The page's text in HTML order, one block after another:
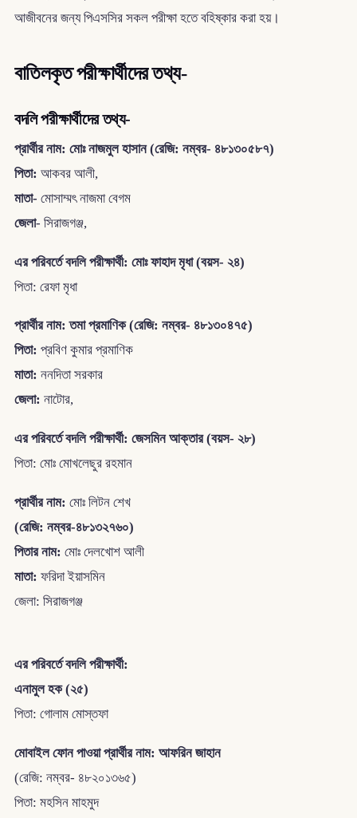
আজীবনের জন্য পিএসসির সকল পরীক্ষা হতে বহিষ্কার করা হয়।
বাতিলকৃত পরীক্ষার্থীদের তথ্য-
বদলি পরীক্ষার্থীদের তথ্য-
প্রার্থীর নাম: মোঃ নাজমুল হাসান (রেজি: নম্বর- ৪৮১৩০৫৮৭)
পিতা: আকবর আলী,
মাতা- মোসাম্মৎ নাজমা বেগম
জেলা- সিরাজগঞ্জ,
এর পরিবর্তে বদলি পরীক্ষার্থী: মোঃ ফাহাদ মৃধা (বয়স- ২৪)
পিতা: রেফা মৃধা
প্রার্থীর নাম: তমা প্রমাণিক (রেজি: নম্বর- ৪৮১৩০৪৭৫)
পিতা: প্রবিণ কুমার প্রমাণিক
মাতা: ননদিতা সরকার
জেলা: নাটোর,
এর পরিবর্তে বদলি পরীক্ষার্থী: জেসমিন আক্তার (বয়স- ২৮)
পিতা: মোঃ মোখলেছুর রহমান
প্রার্থীর নাম: মোঃ লিটন শেখ
(রেজি: নম্বর-৪৮১৩২৭৬০)
পিতার নাম: মোঃ দেলখোশ আলী
মাতা: ফরিদা ইয়াসমিন
জেলা: সিরাজগঞ্জ
এর পরিবর্তে বদলি পরীক্ষার্থী:
এনামুল হক (২৫)
পিতা: গোলাম মোস্তফা
মোবাইল ফোন পাওয়া প্রার্থীর নাম: আফরিন জাহান
(রেজি: নম্বর- ৪৮২০১৩৬৫)
পিতা: মহসিন মাহমুদ